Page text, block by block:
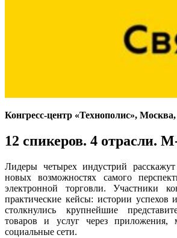
Конгресс-центр «Технополис»,
12 спикеров. 4 отрасли.
Лидеры четырех индустрий
новых возможностях самого
электронной торговли. Участники
практические кейсы: истории успехов
столкнулись крупнейшие
товаров и услуг через приложения,
социальные сети.